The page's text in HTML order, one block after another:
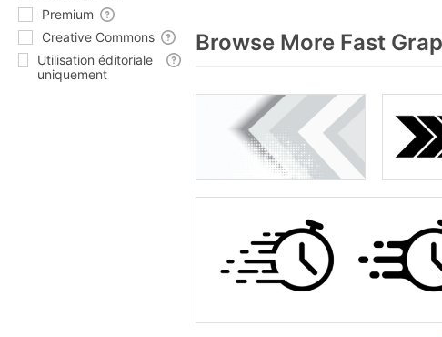
Premium
Creative Commons
Utilisation éditoriale
uniquement
Browse More Fast